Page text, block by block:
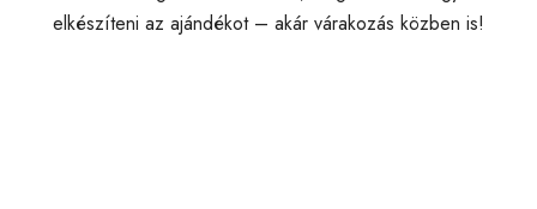
elkészíteni az ajándékot – akár várakozás közben is!